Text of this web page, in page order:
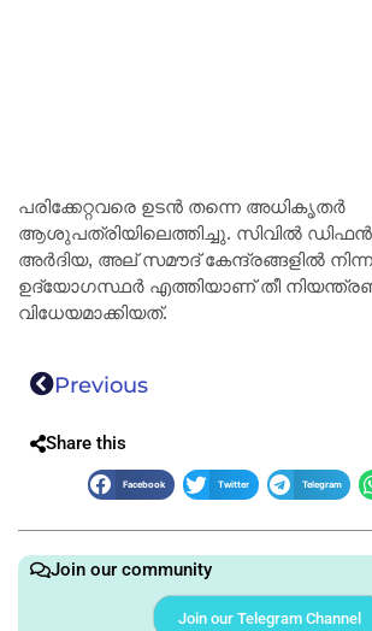
പരിക്കേറ്റവരെ ഉടൻ തന്നെ അധികൃതർ
ആശുപത്രിയിലെത്തിച്ചു. സിവിൽ
അർദിയ, അല് സമൗദ് കേന്ദ്രങ്ങളിൽ
ഉദ്യോഗസ്ഥർ എത്തിയാണ് തീ
വിധേയമാക്കിയത്.
Previous
Share this
Facebook Twitter Telegram
Join our community
Join our Telegram Channel